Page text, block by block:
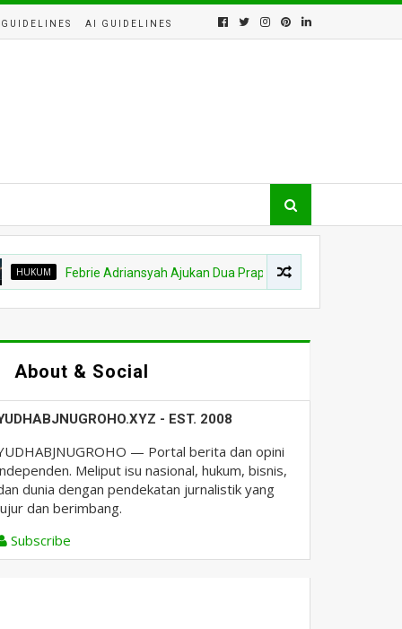
GUIDELINES AI GUIDELINES
Febrie Adriansyah Ajukan Dua Praperadilan Lawan Kejagung dan
About & Social
- EST. 2008
— Portal berita dan opini
Meliput isu nasional, hukum, bisnis,
dunia dengan pendekatan jurnalistik yang
dan berimbang.
Subscribe